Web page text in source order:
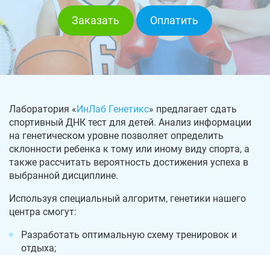
Заказать Оплатить
Лаборатория « ИнЛаб Генетикс» предлагает сдать
спортивный ДНК тест для детей. Анализ информации
на генетическом уровне позволяет определить
склонности ребенка к тому или иному виду спорта, а
также рассчитать вероятность достижения успеха в
выбранной дисциплине.
Используя специальный алгоритм, генетики нашего
центра смогут:
Разработать оптимальную схему тренировок и
отдыха;